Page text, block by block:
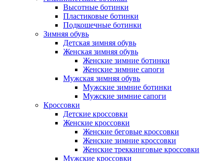
Высотные ботинки
Пластиковые ботинки
Подкошечные ботинки
Зимняя обувь
Детская зимняя обувь
Женская зимняя обувь
Женские зимние ботинки
Женские зимние сапоги
Мужская зимняя обувь
Мужские зимние ботинки
Мужские зимние сапоги
Кроссовки
Детские кроссовки
Женские кроссовки
Женские беговые кроссовки
Женские зимние кроссовки
Женские треккинговые кроссовки
Мужские кроссовки